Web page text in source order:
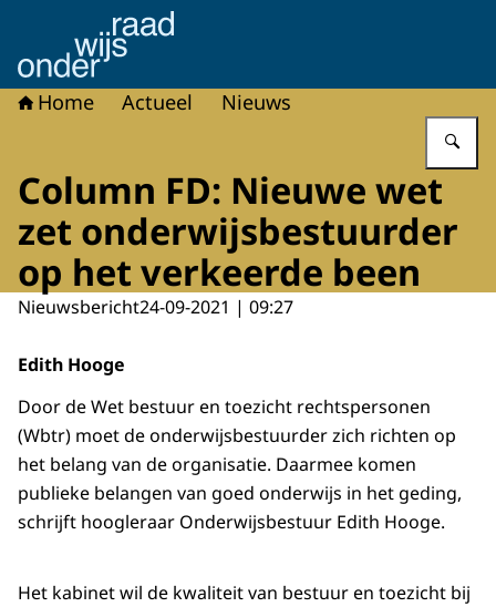
Naar de homepage van Onderwijsraad
Home Actueel Nieuws
Column FD: Nieuwe wet
zet onderwijsbestuurder
op het verkeerde been
Nieuwsbericht24-09-2021 | 09:27
Edith Hooge
Door de Wet bestuur en toezicht rechtspersonen
(Wbtr) moet de onderwijsbestuurder zich richten op
het belang van de organisatie. Daarmee komen
publieke belangen van goed onderwijs in het geding,
schrijft hoogleraar Onderwijsbestuur Edith Hooge.
Het kabinet wil de kwaliteit van bestuur en toezicht bij